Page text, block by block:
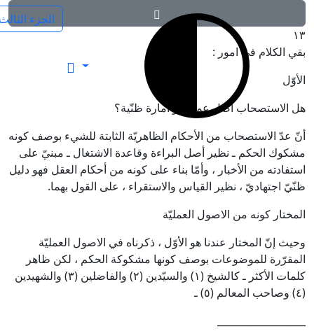
فرائد الاصول (رسائل)
١٣
بقي الكلام في امور :
الأوّل
هل الاستصحاب أصل عمليّ أو أمارة ظنّية؟
أنّ عدّ الاستصحاب من الأحكام الظاهريّة الثابتة للشيء بوصف كونه
مشكوك الحكم ـ نظير أصل البراءة وقاعدة الاشتغال ـ مبنيّ على
استفادته من الأخبار ، وأمّا بناء على كونه من أحكام العقل فهو دليل
ظنّيّ اجتهاديّ ، نظير القياس والاستقراء ، على القول بهما.
المختار كونه من الاصول العمليّة
وحيث إنّ المختار عندنا هو الأوّل ، ذكرناه في الاصول العمليّة
المقرّرة للموضوعات بوصف كونها مشكوكة الحكم ، لكن ظاهر
كلمات الأكثر ـ كالشيخ (١) والسيّدين (٢) والفاضلين (٣)
والشهيدين
(٤)
وصاحب المعالم (٥)
ـ